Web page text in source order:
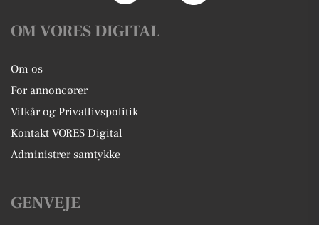
OM VORES DIGITAL
Om os
For annoncører
Vilkår og Privatlivspolitik
Kontakt VORES Digital
Administrer samtykke
GENVEJE